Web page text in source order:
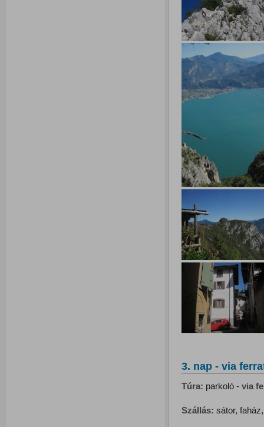
3. nap - via
Túra: parkoló - via
Szállás: sátor,